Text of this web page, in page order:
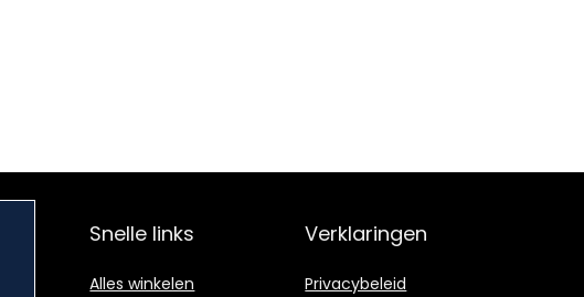
Snelle links
Alles winkelen
Verklaringen
Privacybeleid